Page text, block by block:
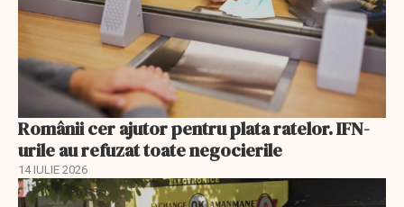
Românii cer ajutor pentru plata ratelor. IFN-
urile au refuzat toate negocierile
14 IULIE 2026